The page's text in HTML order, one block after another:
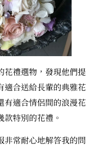
花禮選物，發現他們提
適合送給長輩的典雅花
有適合情侶間的浪漫花
特別的花禮。
非常耐心地解答我的問